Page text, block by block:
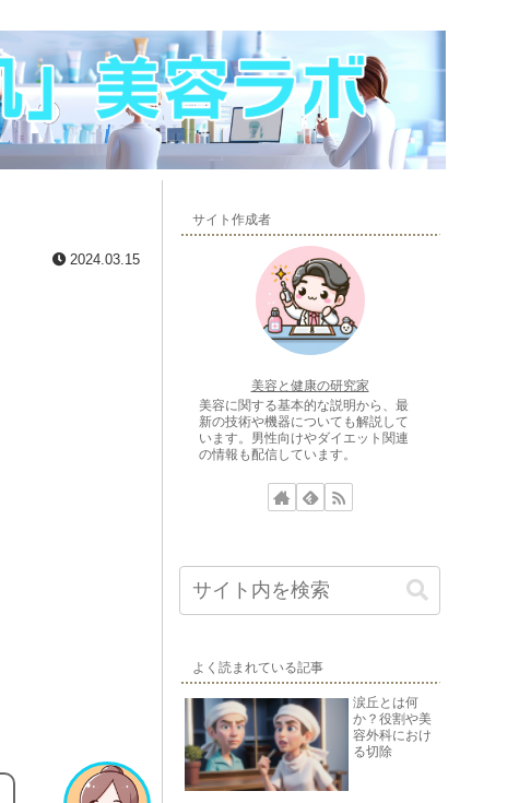
2024.03.15
サイト作成者
美容と健康の研究家
美容に関する基本的な説明から、最
新の技術や機器についても解説して
います。男性向けやダイエット関連
の情報も配信しています。
よく読まれている記事
涙丘とは何
か？役割や美
容外科におけ
る切除